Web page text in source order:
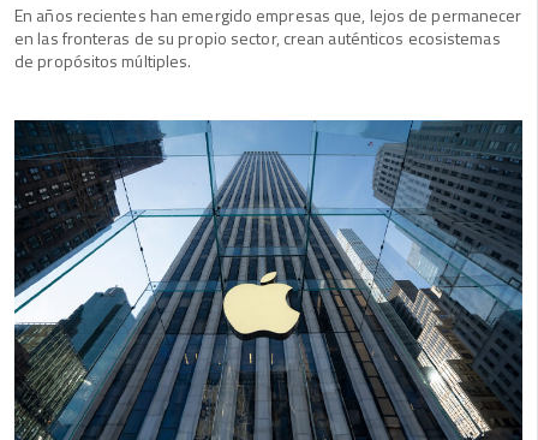
En años recientes han emergido empresas que, lejos de permanecer
en las fronteras de su propio sector, crean auténticos ecosistemas
de propósitos múltiples.